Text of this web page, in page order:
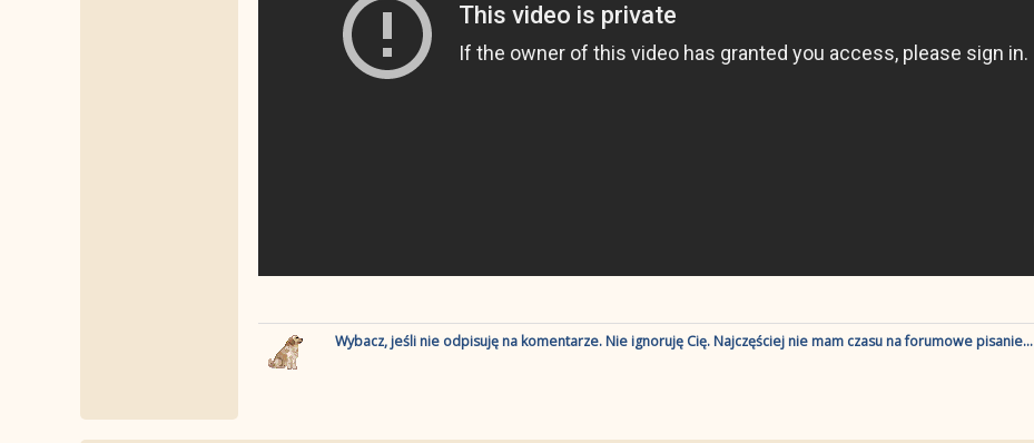
Wybacz, jeśli nie odpisuję na komentarze. Nie ignoruję Cię. Najczęściej nie mam czasu na forumowe pisanie...